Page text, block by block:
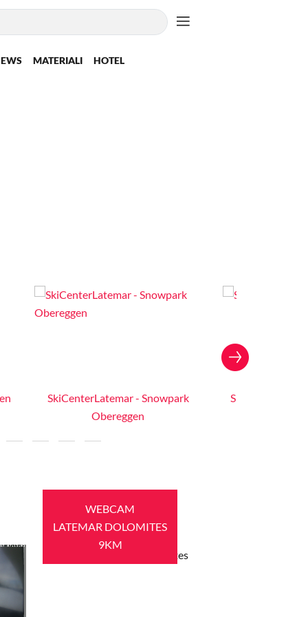
MATERIALI HOTEL
SkiCenterLatemar - Snowpark
Obereggen
WEBCAM
LATEMAR DOLOMITES
9KM